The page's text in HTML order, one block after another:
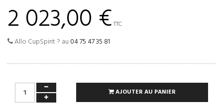
2 023,00 € TTC
Allo CupSpirit ? au 04 75 47 35 81
AJOUTER AU PANIER